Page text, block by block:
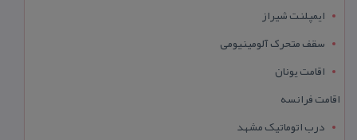
ایمپلنت شیراز
سقف متحرک آلومینیومی
اقامت یونان
اقامت فرانسه
درب اتوماتیک مشهد